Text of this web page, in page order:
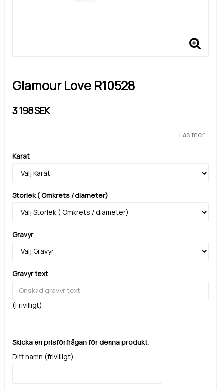
Glamour Love R10528
3 198 SEK
Läs mer...
Karat
Storlek ( Omkrets / diameter)
Gravyr
Gravyr text
(Frivilligt)
Skicka en prisförfrågan för denna produkt.
Ditt namn (frivilligt)